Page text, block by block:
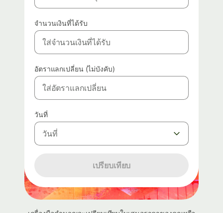
จำนวนเงินที่ได้รับ
อัตราแลกเปลี่ยน (ไม่บังคับ)
วันที่
วันที่
เปรียบเทียบ